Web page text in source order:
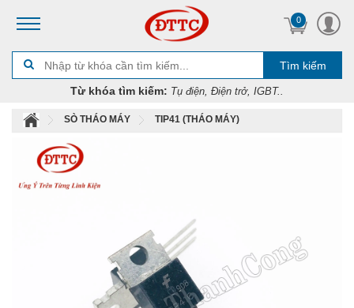
0
Tìm kiếm
Từ khóa tìm kiếm: Tụ điện, Điện trở, IGBT..
SÒ THÁO MÁY TIP41 (THÁO MÁY)